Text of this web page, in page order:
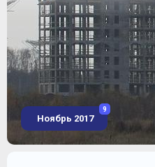
Ноябрь 2017
9